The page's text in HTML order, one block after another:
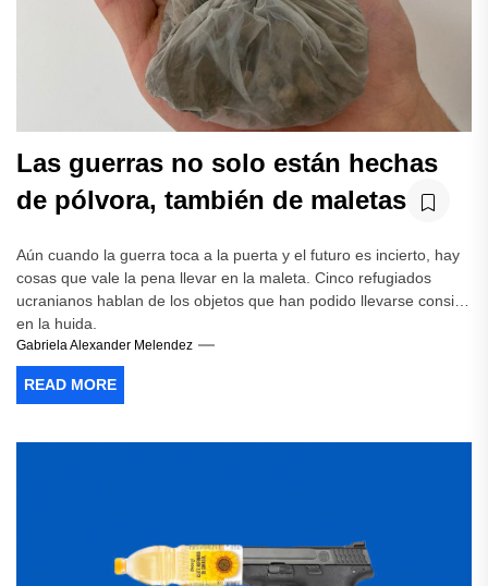
Las guerras no solo están hechas
de pólvora, también de maletas
Aún cuando la guerra toca a la puerta y el futuro es incierto, hay
cosas que vale la pena llevar en la maleta. Cinco refugiados
ucranianos hablan de los objetos que han podido llevarse consigo
en la huida.
Gabriela Alexander Melendez
READ MORE